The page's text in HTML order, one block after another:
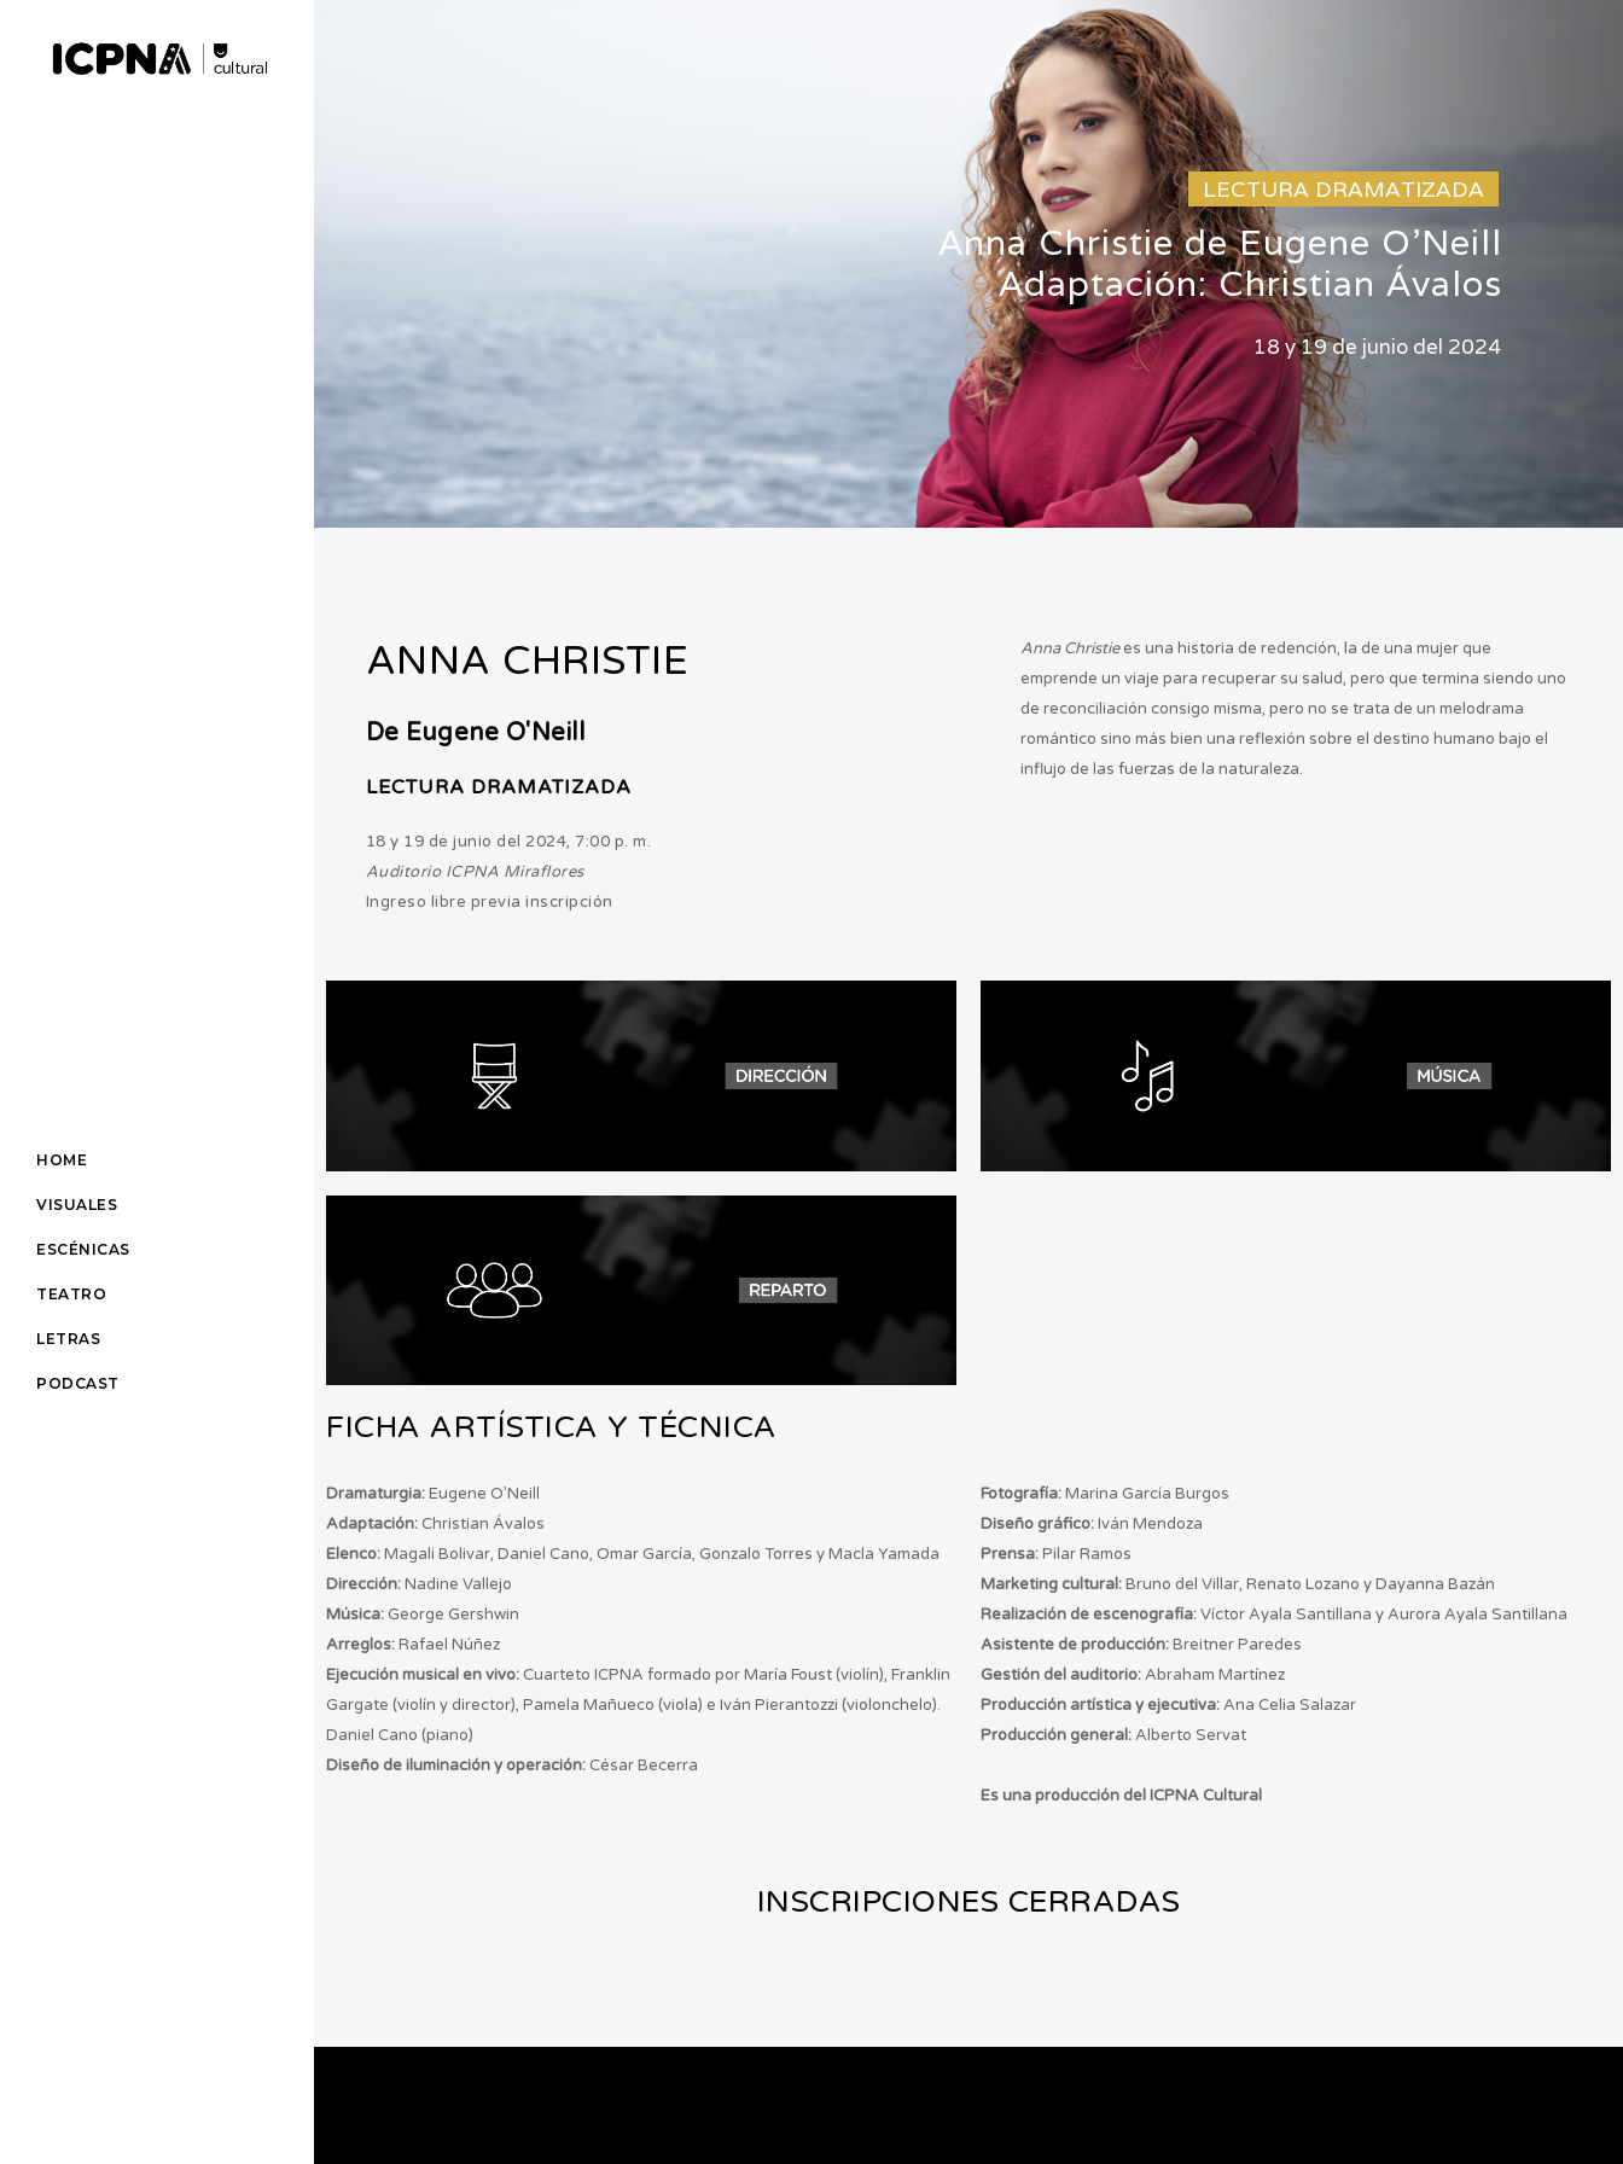
HOME
VISUALES
ESCÉNICAS
TEATRO
LETRAS
PODCAST
LECTURA DRAMATIZADA
Anna Christie de Eugene O'Neill
Adaptación: Christian Ávalos
18 y 19 de junio del 2024
ANNA CHRISTIE
De Eugene O'Neill
LECTURA DRAMATIZADA
18 y 19 de junio del 2024, 7:00 p. m.
Auditorio ICPNA Miraflores
Ingreso libre previa inscripción
Anna Christiees una historia de redención, la de una mujer que
emprende un viaje para recuperar su salud, pero que termina siendo uno
de reconciliación consigo misma, pero no se trata de un melodrama
romántico sino más bien una reflexión sobre el destino humano bajo el
influjo de las fuerzas de la naturaleza.
FICHA ARTÍSTICA Y TÉCNICA
Dramaturgia:Eugene O’Neill
Adaptación:Christian Ávalos
Elenco:Magali Bolivar, Daniel Cano, Omar García, Gonzalo Torres y Macla Yamada
Dirección:Nadine Vallejo
Música:George Gershwin
Arreglos:Rafael Núñez
Ejecución musical en vivo:Cuarteto ICPNA formado por María Foust (violín), Franklin
Gargate (violín y director), Pamela Mañueco (viola) e Iván Pierantozzi (violonchelo).
Daniel Cano (piano)
Diseño de iluminación y operación:César Becerra
Fotografía:Marina García Burgos
Diseño gráfico:Iván Mendoza
Prensa:Pilar Ramos
Marketing cultural:Bruno del Villar, Renato Lozano y Dayanna Bazán
Realización de escenografía:Víctor Ayala Santillana y Aurora Ayala Santillana
Asistente de producción:Breitner Paredes
Gestión del auditorio:Abraham Martínez
Producción artística y ejecutiva:Ana Celia Salazar
Producción general:Alberto Servat
Es una producción del ICPNA Cultural
INSCRIPCIONES CERRADAS